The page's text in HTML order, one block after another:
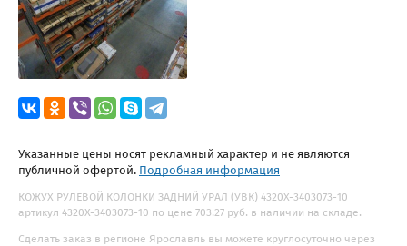
Указанные цены носят рекламный характер и не являются
публичной офертой. Подробная информация
КОЖУХ РУЛЕВОЙ КОЛОНКИ ЗАДНИЙ УРАЛ (УВК) 4320Х-3403073-10
артикул 4320Х-3403073-10 по цене 703.27 руб. в наличии на складе.
Сделать заказ в регионе Ярославль вы можете круглосуточно через